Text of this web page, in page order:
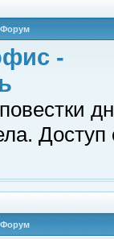
Форум
-
Форум